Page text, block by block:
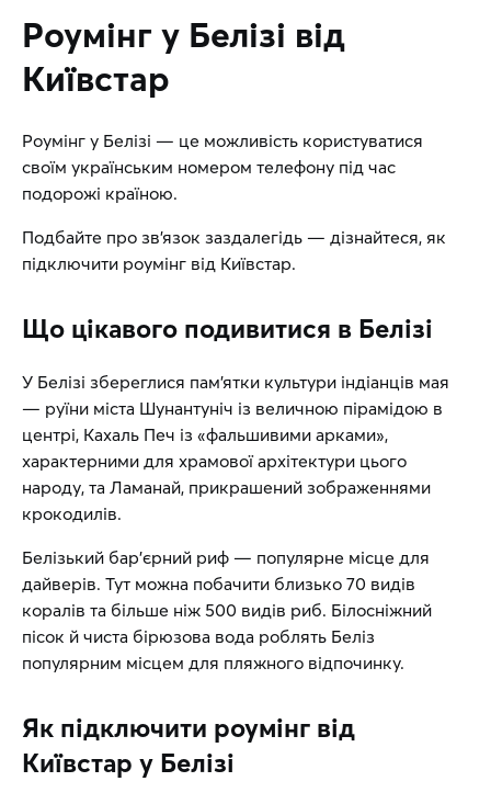
Роумінг у Белізі від
Київстар
Роумінг у Белізі — це можливість користуватися
своїм українським номером телефону під час
подорожі країною.
Подбайте про зв’язок заздалегідь — дізнайтеся, як
підключити роумінг від Київстар.
Що цікавого подивитися в Белізі
У Белізі збереглися пам’ятки культури індіанців мая
— руїни міста Шунантуніч із величною пірамідою в
центрі, Кахаль Печ із «фальшивими арками»,
характерними для храмової архітектури цього
народу, та Ламанай, прикрашений зображеннями
крокодилів.
Белізький бар’єрний риф — популярне місце для
дайверів. Тут можна побачити близько 70 видів
коралів та більше ніж 500 видів риб. Білосніжний
пісок й чиста бірюзова вода роблять Беліз
популярним місцем для пляжного відпочинку.
Як підключити роумінг від
Київстар у Белізі